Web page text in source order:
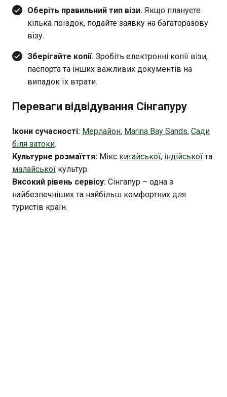
Оберіть правильний тип візи. Якщо плануєте
кілька поїздок, подайте заявку на багаторазову
візу.
Зберігайте копії. Зробіть електронні копії візи,
паспорта та інших важливих документів на
випадок їх втрати.
Переваги відвідування Сінгапуру
Ікони сучасності: Мерлайон, Marina Bay Sands, Сади
біля затоки.
Культурне розмаїття: Мікс китайської, індійської та
малайської культур.
Високий рівень сервісу: Сінгапур – одна з
найбезпечніших та найбільш комфортних для
туристів країн.